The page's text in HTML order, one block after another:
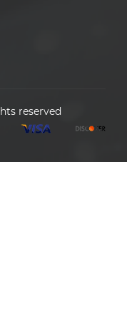
reserved